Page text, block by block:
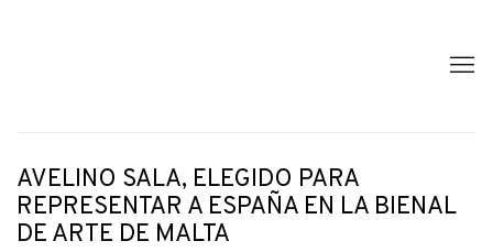
AVELINO SALA, ELEGIDO PARA
REPRESENTAR A ESPAÑA EN LA BIENAL
DE ARTE DE MALTA